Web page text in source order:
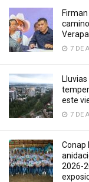
7 DE
este
7 DE
Conap
2026-